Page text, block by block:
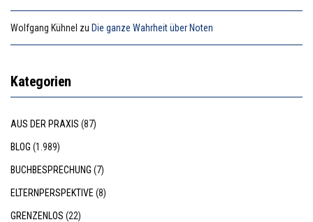
Wolfgang Kühnel zu Die ganze Wahrheit über Noten
Kategorien
AUS DER PRAXIS (87)
BLOG (1.989)
BUCHBESPRECHUNG (7)
ELTERNPERSPEKTIVE (8)
GRENZENLOS (22)